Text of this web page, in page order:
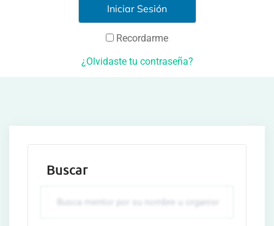
Recordarme
¿Olvidaste tu contraseña?
Buscar